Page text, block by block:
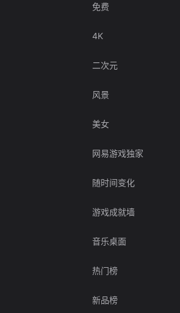
免费
4K
二次元
风景
美女
网易游戏独家
随时间变化
游戏成就墙
音乐桌面
热门榜
新品榜